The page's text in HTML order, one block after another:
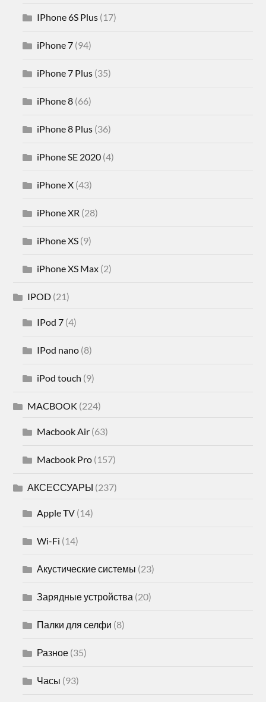
IPhone 6S Plus (17)
iPhone 7 (94)
iPhone 7 Plus (35)
iPhone 8 (66)
iPhone 8 Plus (36)
iPhone SE 2020 (4)
iPhone X (43)
iPhone XR (28)
iPhone XS (9)
iPhone XS Max (2)
IPOD (21)
IPod 7 (4)
IPod nano (8)
iPod touch (9)
MACBOOK (224)
Macbook Air (63)
Macbook Pro (157)
АКСЕССУАРЫ (237)
Apple TV (14)
Wi-Fi (14)
Акустические системы (23)
Зарядные устройства (20)
Палки для селфи (8)
Разное (35)
Часы (93)